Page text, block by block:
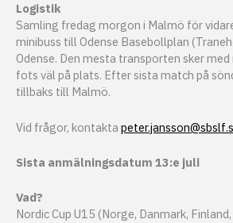
Logistik
Samling fredag morgon i Malmö för
minibuss till Odense Basebollplan (
Odense. Den mesta transporten sker
fots väl på plats. Efter sista match på
tillbaks till Malmö.
Vid frågor, kontakta
Sista anmälningsdatum 13:e juli
Vad?
Nordic Cup U15 (Norge, Danmark,